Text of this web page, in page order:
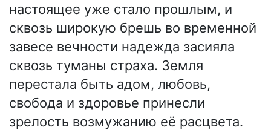
настоящее уже стало прошлым, и
сквозь широкую брешь во временной
завесе вечности надежда засияла
сквозь туманы страха. Земля
перестала быть адом, любовь,
свобода и здоровье принесли
зрелость возмужанию её расцвета.